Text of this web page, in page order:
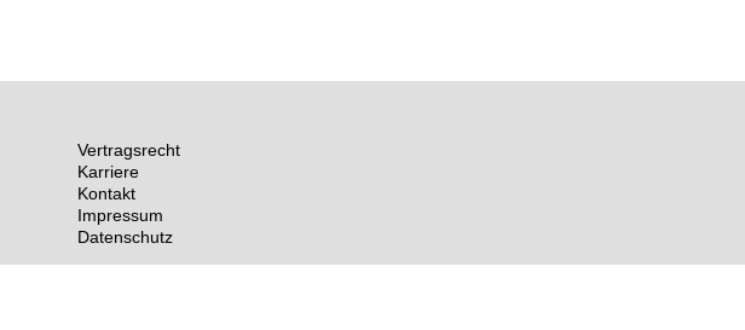
Vertragsrecht
Karriere
Kontakt
Impressum
Datenschutz